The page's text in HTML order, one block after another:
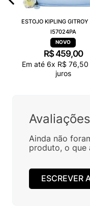
ESTOJO KIPLING GITROY
I57024PA
R$459,00
Em até 6x R$ 76,50
juros
Avaliações
Ainda não
produto, o que
ESCREVER